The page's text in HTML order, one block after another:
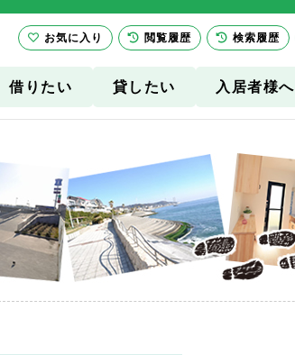
借りたい 貸したい 入居者様へ
お気に入り 閲覧履歴 検索履歴